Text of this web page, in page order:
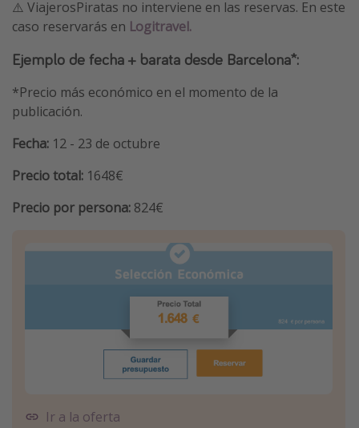
⚠️ ViajerosPiratas no interviene en las reservas. En este
caso reservarás en Logitravel.
Ejemplo de fecha + barata desde Barcelona*:
*Precio más económico en el momento de la
publicación.
Fecha: 12 - 23 de octubre
Precio total: 1648€
Precio por persona: 824€
Ir a la oferta